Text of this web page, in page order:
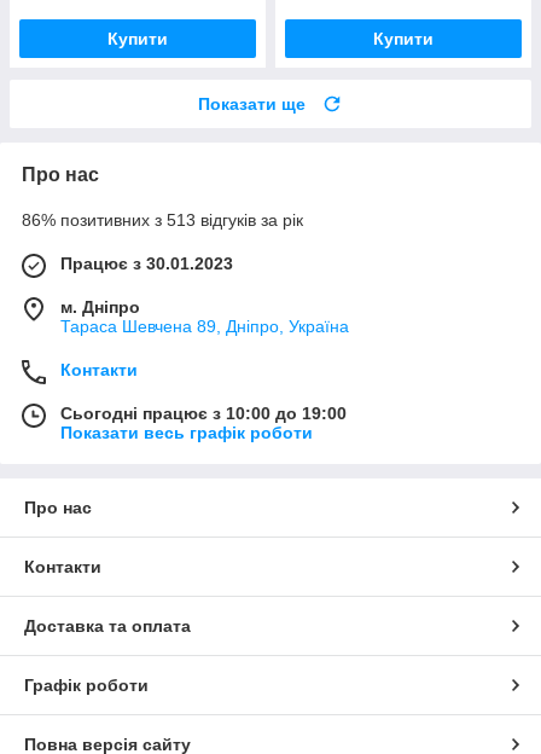
Купити Купити
Показати ще
Про нас
86% позитивних з 513 відгуків за рік
Працює з 30.01.2023
м. Дніпро
Тараса Шевчена 89, Дніпро, Україна
Контакти
Сьогодні працює з 10:00 до 19:00
Показати весь графік роботи
Про нас
Контакти
Доставка та оплата
Графік роботи
Повна версія сайту